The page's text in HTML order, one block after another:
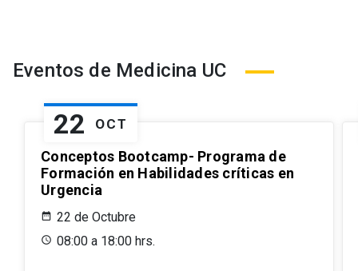
Eventos de Medicina UC
22 OCT
Conceptos Bootcamp- Programa de
Formación en Habilidades críticas en
Urgencia
22 de Octubre
08:00 a 18:00 hrs.